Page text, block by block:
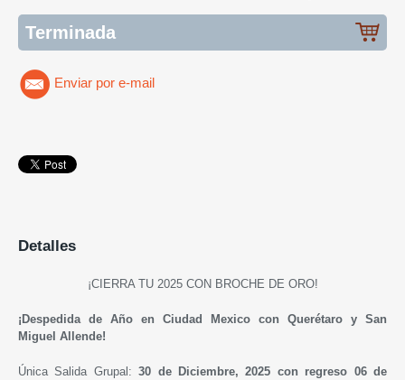
Terminada
Enviar por e-mail
Detalles
¡CIERRA TU 2025 CON BROCHE DE ORO!
¡Despedida de Año en Ciudad Mexico con Querétaro y San
Miguel Allende!
Única Salida Grupal:30 de Diciembre, 2025 con regreso 06 de